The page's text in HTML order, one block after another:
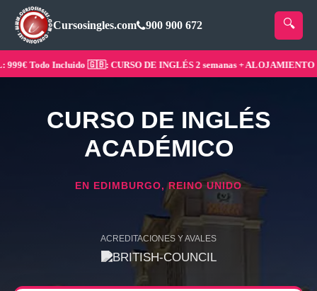
Cursosingles.com 900 900 672
Todo Incluido 🇬🇧: CURSO DE INGLÉS 2 semanas + ALOJAMIENTO
CURSO DE INGLÉS
ACADÉMICO
EN EDIMBURGO, REINO UNIDO
ACREDITACIONES Y AVALES